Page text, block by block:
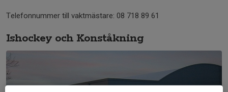
Telefonnummer till vaktmästare: 08 718 89 61
Ishockey och Konståkning